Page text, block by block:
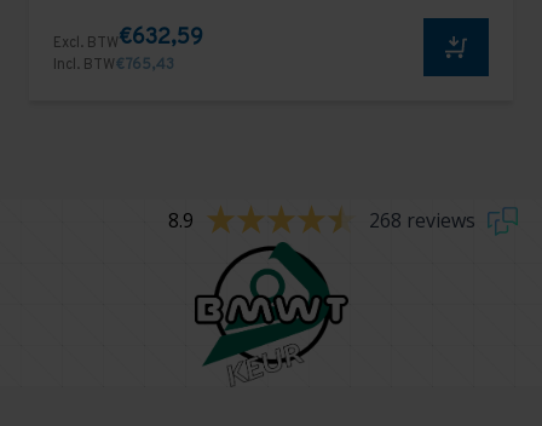
Excl. BTW€632,59
Incl. BTW€765,43
8.9 268 reviews